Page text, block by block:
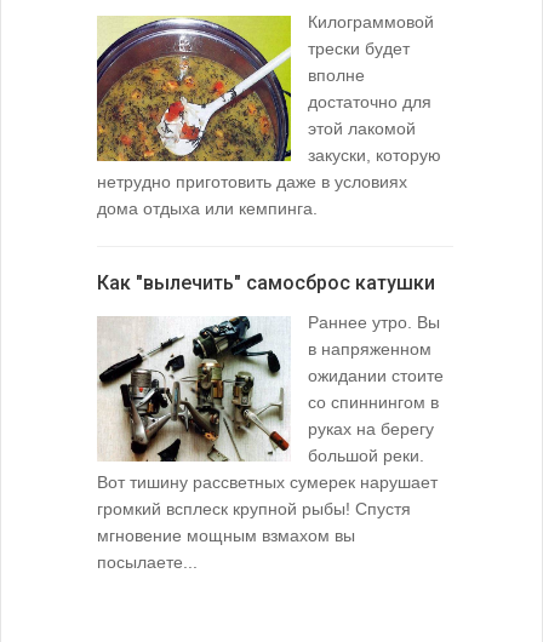
Килограммовой
трески будет
вполне
достаточно для
этой лакомой
закуски, которую
нетрудно приготовить даже в условиях
дома отдыха или кемпинга.
Как "вылечить" самосброс катушки
Раннее утро. Вы
в напряженном
ожидании стоите
со спиннингом в
руках на берегу
большой реки.
Вот тишину рассветных сумерек нарушает
громкий всплеск крупной рыбы! Спустя
мгновение мощным взмахом вы
посылаете...